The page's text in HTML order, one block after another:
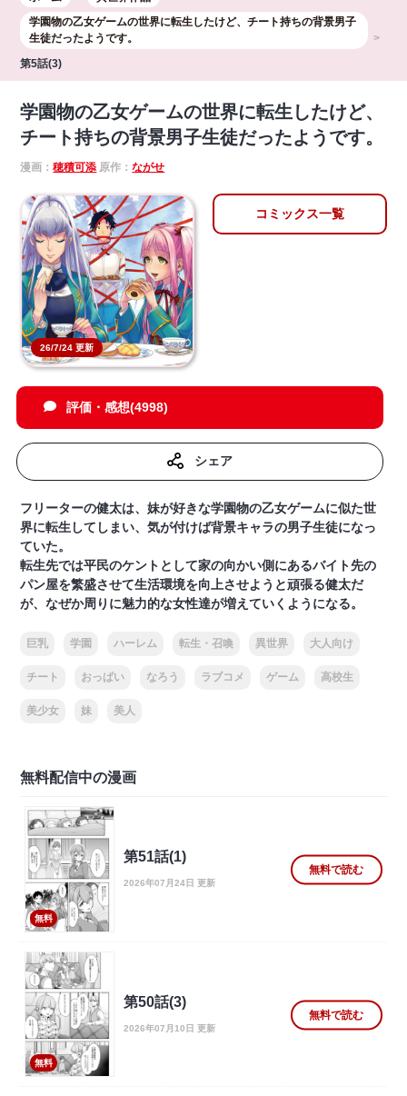
学園物の乙女ゲームの世界に転生したけど、チート持ちの背景男子
生徒だったようです。
第5話(3)
学園物の乙女ゲームの世界に転生したけど、
チート持ちの背景男子生徒だったようです。
漫画：穂積可添 原作：ながせ
26/7/24 更新
コミックス一覧
評価・感想(4998)
シェア
フリーターの健太は、妹が好きな学園物の乙女ゲームに似た世
界に転生してしまい、気が付けば背景キャラの男子生徒になっ
ていた。
転生先では平民のケントとして家の向かい側にあるバイト先の
パン屋を繁盛させて生活環境を向上させようと頑張る健太だ
が、なぜか周りに魅力的な女性達が増えていくようになる。
巨乳 学園 ハーレム 転生・召喚 異世界 大人向け
チート おっぱい なろう ラブコメ ゲーム 高校生
美少女 妹 美人
無料配信中の漫画
無料
第51話(1)
2026年07月24日 更新
無料で読む
無料
第50話(3)
2026年07月10日 更新
無料で読む